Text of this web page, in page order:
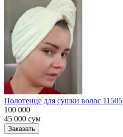
Полотенце для сушки волос 11505
100 000
45 000 сум
Заказать